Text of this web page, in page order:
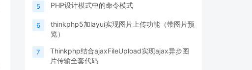
5 PHP设计模式中的命令模式
6
thinkphp5加layui实现图片上传功能（带图片预
览）
7
Thinkphp结合ajaxFileUpload实现ajax异步图
片传输全套代码